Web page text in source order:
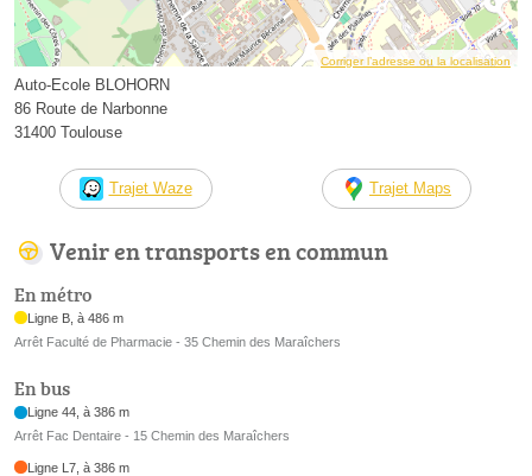
Corriger l’adresse ou la localisation
Auto-Ecole BLOHORN
86 Route de Narbonne
31400 Toulouse
Trajet Waze Trajet Maps
Venir en transports en commun
En métro
Ligne B, à 486 m
Arrêt Faculté de Pharmacie - 35 Chemin des Maraîchers
En bus
Ligne 44, à 386 m
Arrêt Fac Dentaire - 15 Chemin des Maraîchers
Ligne L7, à 386 m